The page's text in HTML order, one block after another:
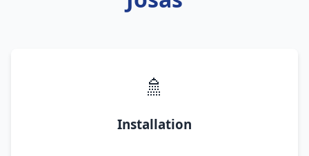
🚿
Installation